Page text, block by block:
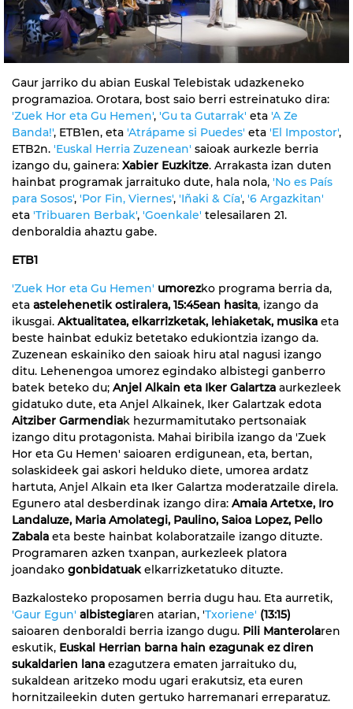
Gaur jarriko du abian Euskal Telebistak udazkeneko
programazioa. Orotara, bost saio berri estreinatuko dira:
'Zuek Hor eta Gu Hemen', 'Gu ta Gutarrak' eta 'A Ze
Banda!', ETB1en, eta 'Atrápame si Puedes' eta 'El Impostor',
ETB2n. 'Euskal Herria Zuzenean' saioak aurkezle berria
izango du, gainera: Xabier Euzkitze. Arrakasta izan duten
hainbat programak jarraituko dute, hala nola, 'No es País
para Sosos', 'Por Fin, Viernes', 'Iñaki & Cía', '6 Argazkitan'
eta 'Tribuaren Berbak', 'Goenkale' telesailaren 21.
denboraldia ahaztu gabe.
ETB1
'Zuek Hor eta Gu Hemen' umorezko programa berria da,
eta astelehenetik ostiralera, 15:45ean hasita, izango da
ikusgai. Aktualitatea, elkarrizketak, lehiaketak, musika eta
beste hainbat edukiz betetako edukiontzia izango da.
Zuzenean eskainiko den saioak hiru atal nagusi izango
ditu. Lehenengoa umorez egindako albistegi ganberro
batek beteko du; Anjel Alkain eta Iker Galartza aurkezleek
gidatuko dute, eta Anjel Alkainek, Iker Galartzak edota
Aitziber Garmendiak hezurmamitutako pertsonaiak
izango ditu protagonista. Mahai biribila izango da 'Zuek
Hor eta Gu Hemen' saioaren erdigunean, eta, bertan,
solaskideek gai askori helduko diete, umorea ardatz
hartuta, Anjel Alkain eta Iker Galartza moderatzaile direla.
Egunero atal desberdinak izango dira: Amaia Artetxe, Iro
Landaluze, Maria Amolategi, Paulino, Saioa Lopez, Pello
Zabala eta beste hainbat kolaboratzaile izango dituzte.
Programaren azken txanpan, aurkezleek platora
joandako gonbidatuak elkarrizketatuko dituzte.
Bazkalosteko proposamen berria dugu hau. Eta aurretik,
'Gaur Egun' albistegiaren atarian, 'Txoriene' (13:15)
saioaren denboraldi berria izango dugu. Pili Manterolaren
eskutik, Euskal Herrian barna hain ezagunak ez diren
sukaldarien lana ezagutzera ematen jarraituko du,
sukaldean aritzeko modu ugari erakutsiz, eta euren
hornitzaileekin duten gertuko harremanari erreparatuz.